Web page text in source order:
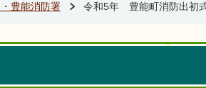
豊能消防署 令和5年 豊能町消防出初